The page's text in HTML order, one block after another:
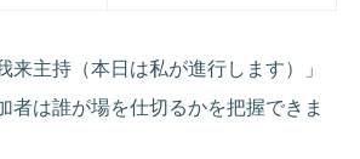
来主持（本日は私が進行します）」
者は誰が場を仕切るかを把握できま